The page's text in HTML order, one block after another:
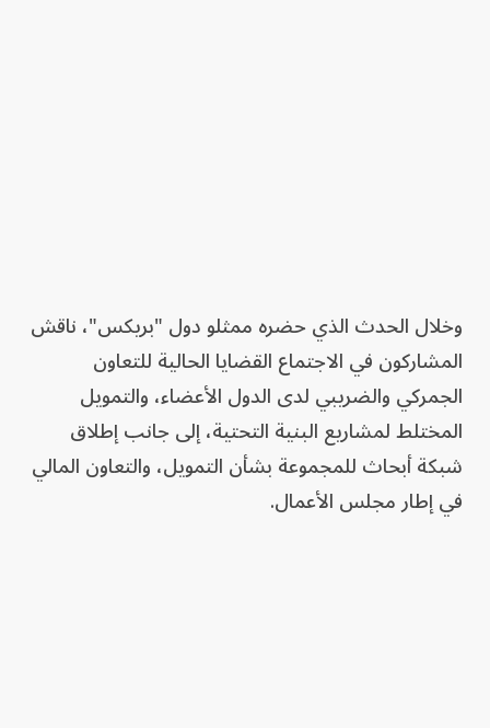
وخلال الحدث الذي حضره ممثلو دول "بريكس"، ناقش
المشاركون في الاجتماع القضايا الحالية للتعاون
الجمركي والضريبي لدى الدول الأعضاء، والتمويل
المختلط لمشاريع البنية التحتية، إلى جانب إطلاق
شبكة أبحاث للمجموعة بشأن التمويل، والتعاون المالي
في إطار مجلس الأعمال.